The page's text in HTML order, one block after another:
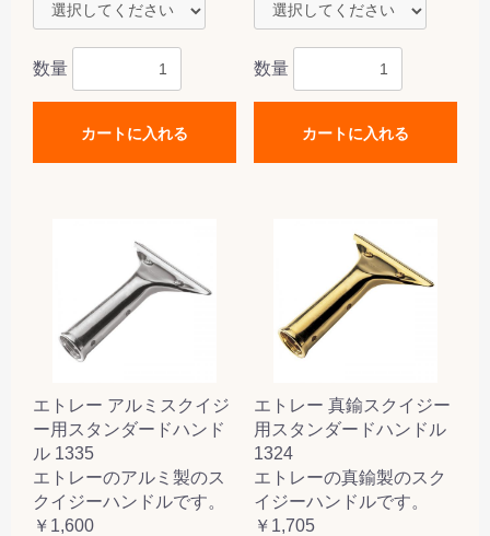
数量
カートに入れる
数量
カートに入れる
エトレー アルミスクイジ
ー用スタンダードハンド
ル 1335
エトレーのアルミ製のス
クイジーハンドルです。
￥1,600
エトレー 真鍮スクイジー
用スタンダードハンドル
1324
エトレーの真鍮製のスク
イジーハンドルです。
￥1,705